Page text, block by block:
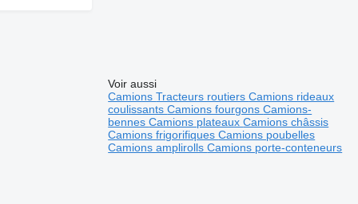
Voir aussi
CamionsTracteurs routiersCamions rideaux
coulissantsCamions fourgonsCamions-
bennesCamions plateauxCamions châssis
Camions frigorifiquesCamions poubelles
Camions amplirollsCamions porte-conteneurs